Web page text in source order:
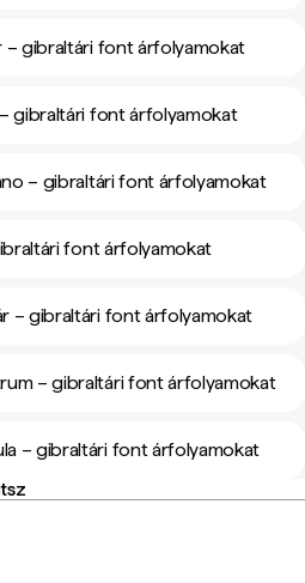
– gibraltári font árfolyamokat
gibraltári font árfolyamokat
– gibraltári font árfolyamokat
font árfolyamokat
– gibraltári font árfolyamokat
– gibraltári font árfolyamokat
– gibraltári font árfolyamokat